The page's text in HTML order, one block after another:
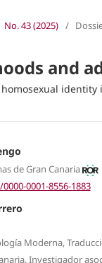
No. 43 (2025) /
and
identity
de Gran Canaria
0001-8556-1883
Moderna,
Investigador